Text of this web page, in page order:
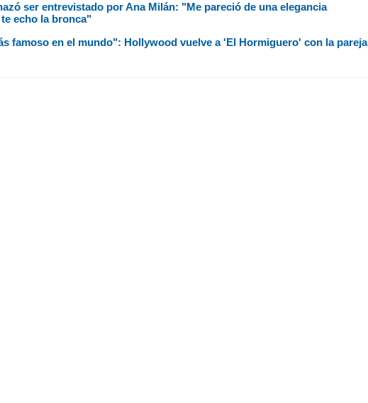
ser entrevistado por Ana Milán: "Me pareció de una elegancia
echo la bronca"
famoso en el mundo": Hollywood vuelve a 'El Hormiguero' con la pareja